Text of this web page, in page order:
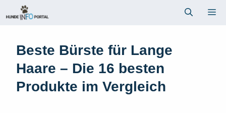
Inhalt
Beste Bürste für Lange
Haare – Die 16 besten
Produkte im Vergleich